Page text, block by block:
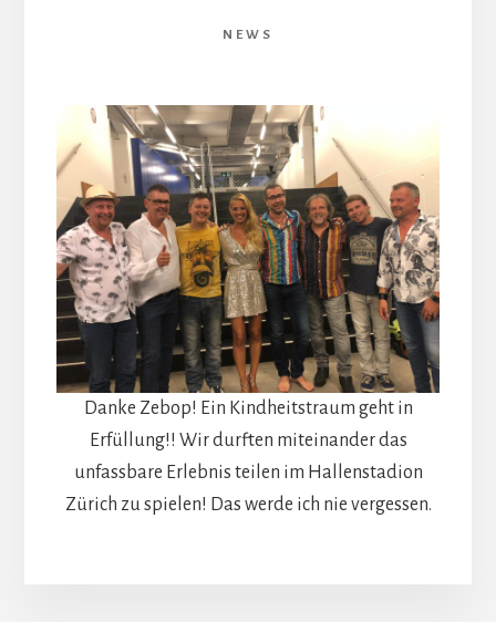
NEWS
Danke Zebop! Ein Kindheitstraum geht in
Erfüllung!! Wir durften miteinander das
unfassbare Erlebnis teilen im Hallenstadion
Zürich zu spielen! Das werde ich nie vergessen.